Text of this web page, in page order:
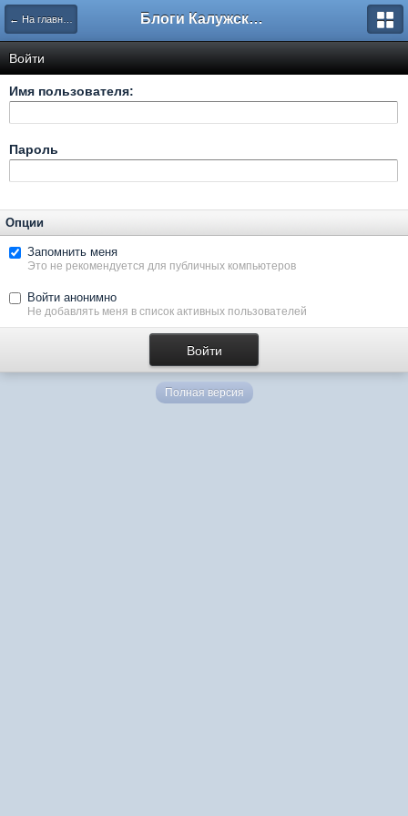
← На главную Блоги Калужского перекрестка
Войти
Имя пользователя:
Пароль
Опции
Запомнить меня
Это не рекомендуется для публичных компьютеров
Войти анонимно
Не добавлять меня в список активных пользователей
Полная версия